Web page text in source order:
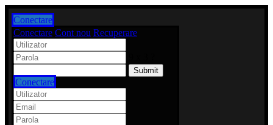
Conectare
Conectare Cont nou Recuperare
Conectare